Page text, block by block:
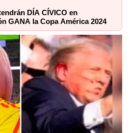
DÍA CÍVICO en
GANA la Copa América 2024